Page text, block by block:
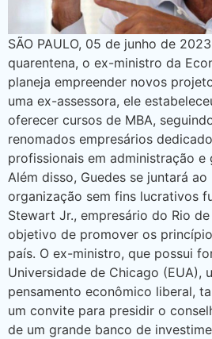
SÃO PAULO, 05 de junho de
quarentena, o ex-ministro da
planeja empreender novos
uma ex-assessora, ele
oferecer cursos de MBA,
renomados empresários
profissionais em administração e
Além disso, Guedes se juntará
organização sem fins lucrativos
Stewart Jr., empresário do Rio
objetivo de promover os
país. O ex-ministro, que possui
Universidade de Chicago (EUA),
pensamento econômico liberal,
um convite para presidir o
de um grande banco de